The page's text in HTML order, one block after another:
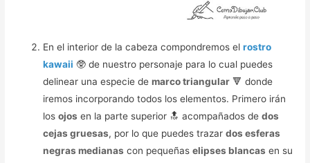
En el interior de la cabeza compondremos elrostro
kawaii 🥸 de nuestro personaje para lo cual puedes
delinear una especie demarco triangular 🔻 donde
iremos incorporando todos los elementos. Primero irán
losojos en la parte superior 🔝 acompañados dedos
cejas gruesas, por lo que puedes trazardos esferas
negras medianas con pequeñaselipses blancas en su